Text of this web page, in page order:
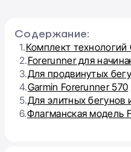
Содержание:
1.Комплект технологий
2.Forerunner для
3.Для продвинутых
4.Garmin Forerunner 570
5.Для элитных бегунов
6.Флагманская модель